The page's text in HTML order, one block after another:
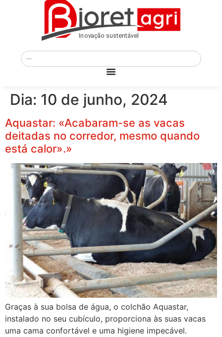
Dia: 10 de junho, 2024
Aquastar: «Acabaram-se as vacas
deitadas no corredor, mesmo quando
está calor».»
Graças à sua bolsa de água, o colchão Aquastar,
instalado no seu cubículo, proporciona às suas vacas
uma cama confortável e uma higiene impecável.